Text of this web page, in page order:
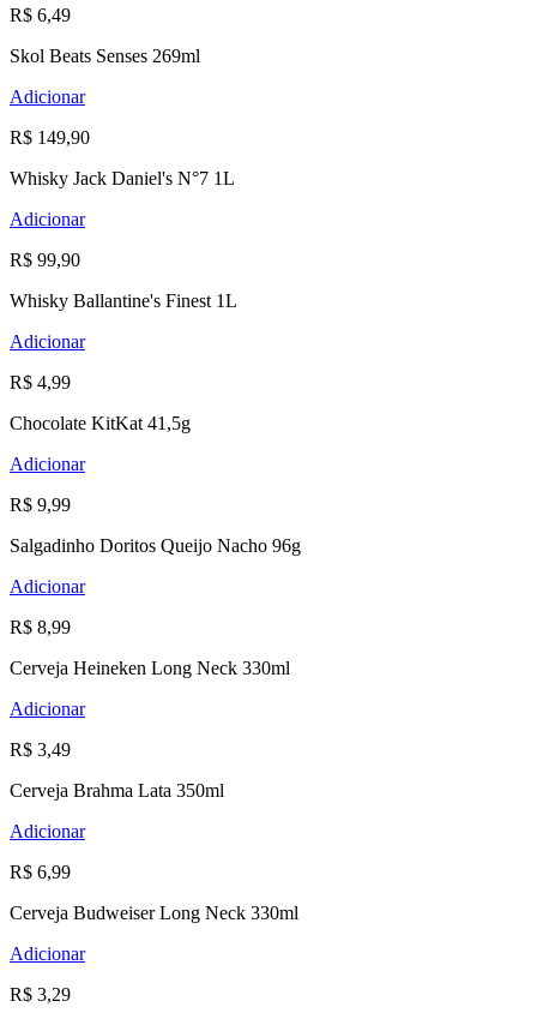
R$ 6,49
Skol Beats Senses 269ml
Adicionar
R$ 149,90
Whisky Jack Daniel's N°7 1L
Adicionar
R$ 99,90
Whisky Ballantine's Finest 1L
Adicionar
R$ 4,99
Chocolate KitKat 41,5g
Adicionar
R$ 9,99
Salgadinho Doritos Queijo Nacho 96g
Adicionar
R$ 8,99
Cerveja Heineken Long Neck 330ml
Adicionar
R$ 3,49
Cerveja Brahma Lata 350ml
Adicionar
R$ 6,99
Cerveja Budweiser Long Neck 330ml
Adicionar
R$ 3,29